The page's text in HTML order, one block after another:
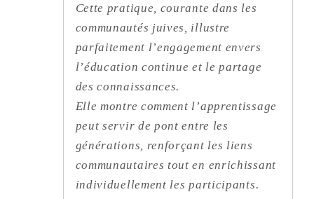
Cette pratique, courante dans les
communautés juives, illustre
parfaitement l’engagement envers
l’éducation continue et le partage
des connaissances.
Elle montre comment l’apprentissage
peut servir de pont entre les
générations, renforçant les liens
communautaires tout en enrichissant
individuellement les participants.